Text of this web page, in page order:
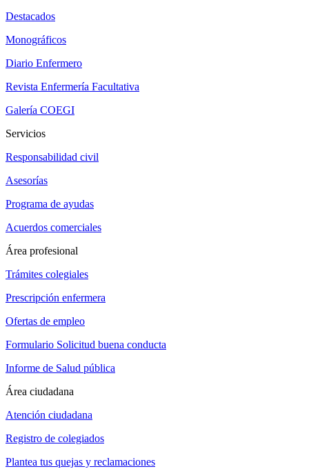
Destacados
Monográficos
Diario Enfermero
Revista Enfermería Facultativa
Galería COEGI
Servicios
Responsabilidad civil
Asesorías
Programa de ayudas
Acuerdos comerciales
Área profesional
Trámites colegiales
Prescripción enfermera
Ofertas de empleo
Formulario Solicitud buena conducta
Informe de Salud pública
Área ciudadana
Atención ciudadana
Registro de colegiados
Plantea tus quejas y reclamaciones